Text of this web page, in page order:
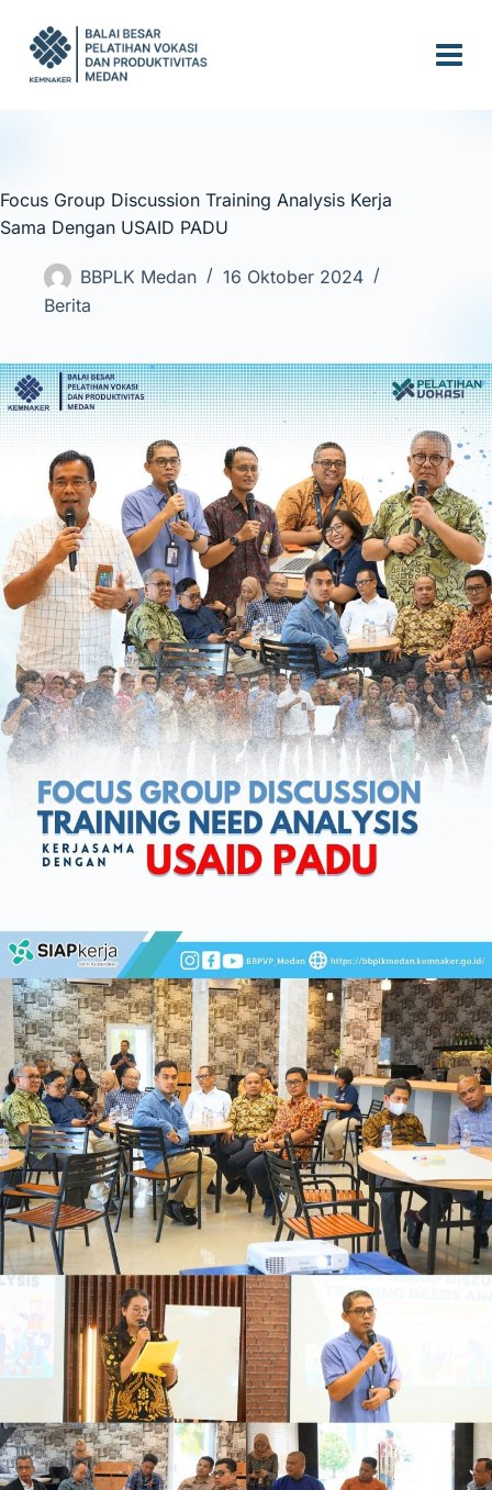
k
Focus Group Discussion Training Analysis Kerja
Sama Dengan USAID PADU
BBPLK Medan
16 Oktober 2024
Berita